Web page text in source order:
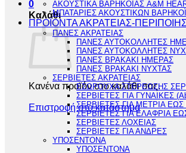
0
Καλάθι
Κανένα προϊόν στο καλάθι σας.
Επιστροφή στο κατάστημα
ΑΚΟΥΣΤΙΚΑ ΒΑΡΗΚΟΪΑΣ A&M
ΜΠΑΤΑΡΙΕΣ ΑΚΟΥΣΤΙΚΩΝ
ΠΡΟΪΟΝΤΑ ΑΚΡΑΤΕΙΑΣ-
ΠΑΝΕΣ ΑΚΡΑΤΕΙΑΣ
ΠΑΝΕΣ ΑΥΤΟΚΟΛΛΗΤΕΣ
ΠΑΝΕΣ ΑΥΤΟΚΟΛΛΗΤΕΣ
ΠΑΝΕΣ ΒΡΑΚΑΚΙ ΗΜΕΡΑΣ
ΠΑΝΕΣ ΒΡΑΚΑΚΙ ΝΥΧΤΑΣ
ΣΕΡΒΙΕΤΕΣ ΑΚΡΑΤΕΙΑΣ
ΕΣΩΡΟΥΧΑ ΣΤΕΡΕΩΣΗΣ
ΣΕΡΒΙΕΤΕΣ ΓΙΑ ΓΥΝΑΙΚΕΣ
ΣΕΡΒΙΕΤΕΣ ΓΙΑ ΜΕΤΡΙΑ ΕΩΣ
ΣΕΡΒΙΕΤΕΣ ΓΙΑ ΕΛΑΦΡΙΑ
ΣΕΡΒΙΕΤΕΣ ΛΟΧΕΙΑΣ
ΣΕΡΒΙΕΤΕΣ ΓΙΑ ΑΝΔΡΕΣ
ΥΠΟΣΕΝΤΟΝΑ
ΥΠΟΣΕΝΤΟΝΑ